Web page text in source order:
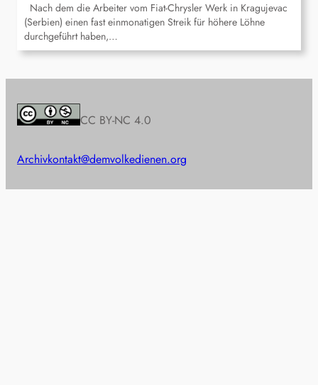
Nach dem die Arbeiter vom Fiat-Chrysler Werk in Kragujevac
(Serbien) einen fast einmonatigen Streik für höhere Löhne
durchgeführt haben,…
CC BY-NC 4.0
Archivkontakt@demvolkedienen.org